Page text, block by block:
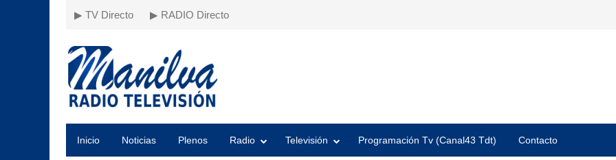
▶ TV Directo ▶ RADIO Directo
Inicio Noticias Plenos Radio Televisión Programación Tv (Canal43 Tdt) Contacto